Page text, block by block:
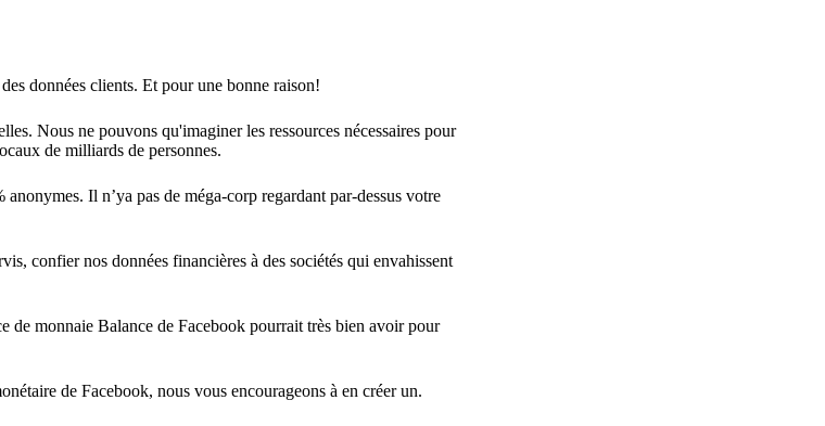
données clients. Et pour une bonne raison!
Nous ne pouvons qu'imaginer les ressources nécessaires pour
de milliards de personnes.
Il n’ya pas de méga-corp regardant par-dessus votre
confier nos données financières à des sociétés qui envahissent
de monnaie Balance de Facebook pourrait très bien avoir pour
de Facebook, nous vous encourageons à en créer un.